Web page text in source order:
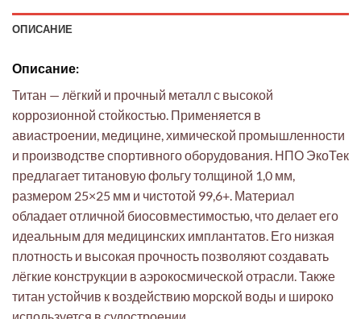
ОПИСАНИЕ
Описание:
Титан — лёгкий и прочный металл с высокой
коррозионной стойкостью. Применяется в
авиастроении, медицине, химической промышленности
и производстве спортивного оборудования. НПО ЭкоТек
предлагает титановую фольгу толщиной 1,0 мм,
размером 25×25 мм и чистотой 99,6+. Материал
обладает отличной биосовместимостью, что делает его
идеальным для медицинских имплантатов. Его низкая
плотность и высокая прочность позволяют создавать
лёгкие конструкции в аэрокосмической отрасли. Также
титан устойчив к воздействию морской воды и широко